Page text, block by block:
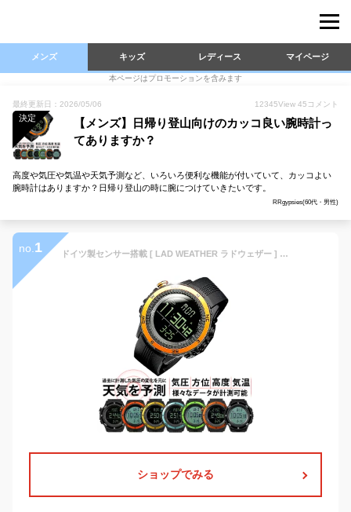
メンズ キッズ レディース マイページ
本ページはプロモーションを含みます
最終更新日：2026/05/06 12345View 45 コメント
決定
【メンズ】日帰り登山向けのカッコ良い腕時計っ
てありますか？
高度や気圧や気温や天気予測など、いろいろ便利な機能が付いていて、カッコよい
腕時計はありますか？日帰り登山の時に腕につけていきたいです。
RRgypsies(60代・男性)
no. 1 ドイツ製センサー搭載 [ LAD WEATHER ラドウェザー ] 雑誌掲載ブランド デジタルコンパス/高度計/気圧計/温度計/天気予測 機能 アウトドア 腕時計 ミリタリー/登山/マラソン/ランニング/ウォーキング クロノグラフ メンズ/レディース あす楽
ショップでみる